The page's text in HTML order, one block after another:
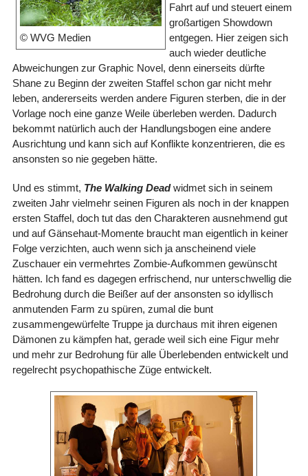
© WVG Medien
Fahrt auf und steuert einem
großartigen Showdown
entgegen. Hier zeigen sich
auch wieder deutliche
Abweichungen zur Graphic Novel, denn einerseits dürfte
Shane zu Beginn der zweiten Staffel schon gar nicht mehr
leben, andererseits werden andere Figuren sterben, die in der
Vorlage noch eine ganze Weile überleben werden. Dadurch
bekommt natürlich auch der Handlungsbogen eine andere
Ausrichtung und kann sich auf Konflikte konzentrieren, die es
ansonsten so nie gegeben hätte.
Und es stimmt, The Walking Deadwidmet sich in seinem
zweiten Jahr vielmehr seinen Figuren als noch in der knappen
ersten Staffel, doch tut das den Charakteren ausnehmend gut
und auf Gänsehaut-Momente braucht man eigentlich in keiner
Folge verzichten, auch wenn sich ja anscheinend viele
Zuschauer ein vermehrtes Zombie-Aufkommen gewünscht
hätten. Ich fand es dagegen erfrischend, nur unterschwellig die
Bedrohung durch die Beißer auf der ansonsten so idyllisch
anmutenden Farm zu spüren, zumal die bunt
zusammengewürfelte Truppe ja durchaus mit ihren eigenen
Dämonen zu kämpfen hat, gerade weil sich eine Figur mehr
und mehr zur Bedrohung für alle Überlebenden entwickelt und
regelrecht psychopathische Züge entwickelt.